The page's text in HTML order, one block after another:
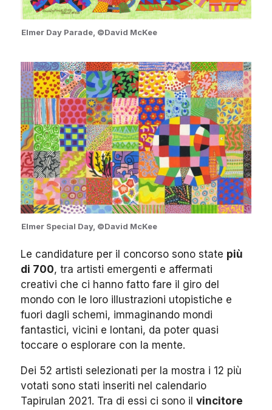
Elmer Day Parade, ©David McKee
Elmer Special Day, ©David McKee
Le candidature per il concorso sono state più
di 700, tra artisti emergenti e affermati
creativi che ci hanno fatto fare il giro del
mondo con le loro illustrazioni utopistiche e
fuori dagli schemi, immaginando mondi
fantastici, vicini e lontani, da poter quasi
toccare o esplorare con la mente.
Dei 52 artisti selezionati per la mostra i 12 più
votati sono stati inseriti nel calendario
Tapirulan 2021. Tra di essi ci sono il vincitore